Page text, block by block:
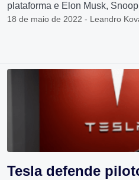
plataforma e Elon Musk,
18 de maio de 2022 - Leandro
Tesla defende